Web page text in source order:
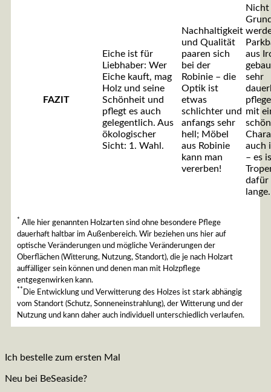
FAZIT
Eiche ist für
Liebhaber: Wer
Eiche kauft, mag
Holz und seine
Schönheit und
pflegt es auch
gelegentlich. Aus
ökologischer
Sicht: 1. Wahl.
Nachhaltigkeit
und Qualität
paaren sich
bei der
Robinie – die
Optik ist
etwas
schlichter und
anfangs sehr
hell; Möbel
aus Robinie
kann man
vererben!
Nicht
aus
sehr
mit
auch
– es
dafür
lange.
* Alle hier genannten Holzarten sind ohne besondere Pflege
dauerhaft haltbar im Außenbereich. Wir beziehen uns hier auf
optische Veränderungen und mögliche Veränderungen der
Oberflächen (Witterung, Nutzung, Standort), die je nach Holzart
auffälliger sein können und denen man mit Holzpflege
entgegenwirken kann.
** Die Entwicklung und Verwitterung des Holzes ist stark abhängig
vom Standort (Schutz, Sonneneinstrahlung), der Witterung und der
Nutzung und kann daher auch individuell unterschiedlich verlaufen.
Ich bestelle zum ersten Mal
Neu bei BeSeaside?